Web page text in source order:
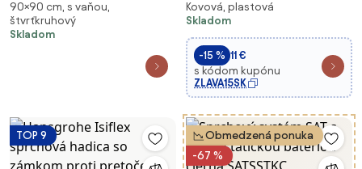
cm SAT Project
SATPROBOXQ90CRT
90×90 cm, s vaňou,
štvrťkruhový
Skladom
zámkom proti pretočeniu
chróm SATHADICEF
Kovová, plastová
Skladom
-15 % 11 €
s kódom kupónu
ZLAVA15SK
TOP 9
Obmedzená ponuka
-67 %